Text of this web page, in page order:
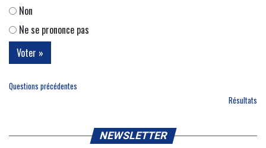
Non
Ne se prononce pas
Questions précédentes
Résultats
NEWSLETTER